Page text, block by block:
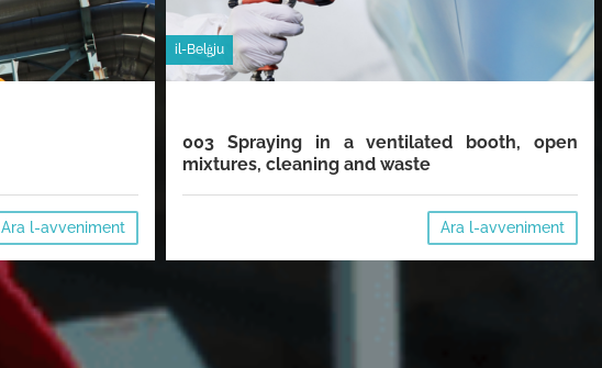
Ara l-avveniment
il-Belġju
003 Spraying in a ventilated booth, open
mixtures, cleaning and waste
Ara l-avveniment